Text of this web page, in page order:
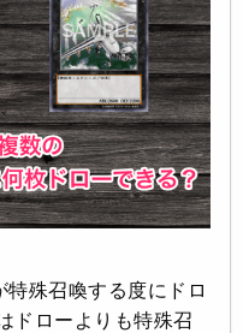
殊召喚する度にドロ
ドローよりも特殊召